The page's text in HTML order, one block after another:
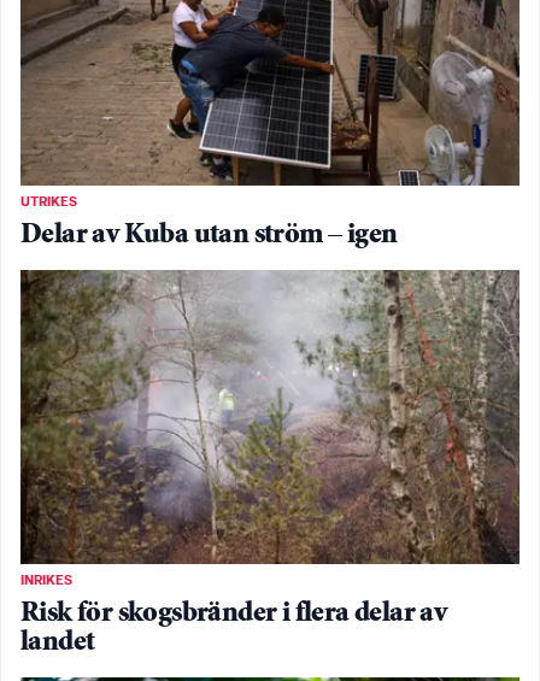
UTRIKES
Delar av Kuba utan ström – igen
INRIKES
Risk för skogsbränder i flera delar av
landet